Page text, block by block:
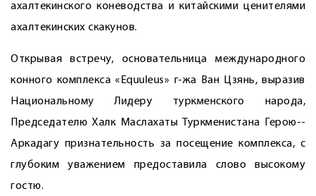
ахалтекинского коневодства и китайскими ценителями
ахалтекинских скакунов.
Открывая встречу, основательница международного
конного комплекса «Equuleus» г-жа Ван Цзянь, выразив
Национальному Лидеру туркменского народа,
Председателю Халк Маслахаты Туркменистана Герою-­
Аркадагу признательность за посещение комплекса, с
глубоким уважением предоставила слово высокому
гостю.